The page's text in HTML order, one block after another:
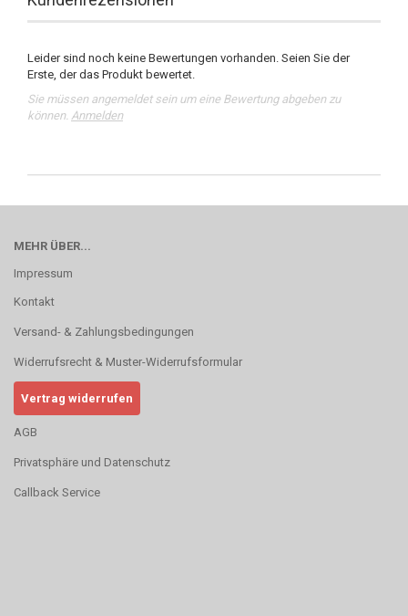
Leider sind noch keine Bewertungen vorhanden. Seien Sie der
Erste, der das Produkt bewertet.
Sie müssen angemeldet sein um eine Bewertung abgeben zu
können. Anmelden
MEHR ÜBER...
Impressum
Kontakt
Versand- & Zahlungsbedingungen
Widerrufsrecht & Muster-Widerrufsformular
Vertrag widerrufen
AGB
Privatsphäre und Datenschutz
Callback Service